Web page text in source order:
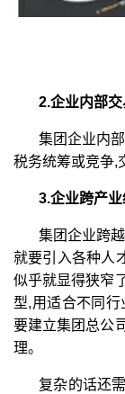
2.企业内部
集团企业内
税务统筹或竞争,
3.企业跨产
集团企业跨
就要引入各种人
似乎就显得狭窄
型,用适合不同
要建立集团总公
理。
复杂的话还